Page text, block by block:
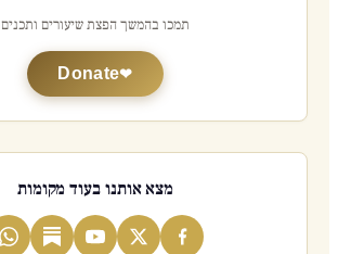
תמכו בהמשך הפצת שיעורים ותכנים
Donate
מצא אותנו בעוד מקומות